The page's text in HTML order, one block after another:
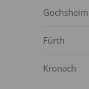
Gochsheim
Fürth
Kronach